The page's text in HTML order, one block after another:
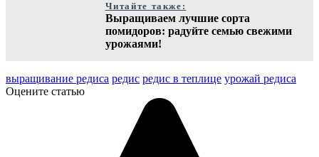
Читайте также:
Выращиваем лучшие сорта
помидоров: радуйте семью свежими
урожаями!
выращивание редиса редис редис в теплице урожай редиса
Оцените статью